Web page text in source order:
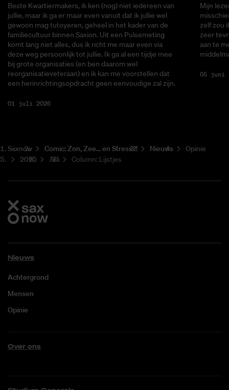
Beste Kwartiermakers, ik ken (nog) niet iedereen van
jullie, maar ik ga er maar even vanuit dat ik jullie wel
gewoon mag tutoyeren, geheel in het kader van de
familiecultuur binnen Saxion. Uit een Pulsemeting
komt lang niet alles, dus ik richt me maar even via
deze weg persoonlijk tot jullie. Ik ga al een tijdje mee
bij grote organisaties (en ben daarom wel
reorganisatieveteraan) en ik kan me voorstellen dat
een herinrichtingsopdracht geen eenvoudige zal zijn.
01 juli 2026
Mijn
zelf zou
zeer
aan te
05 juni
Saxnow Co­mic: Zon, Zee... en Stress?! Nieuws
Opinie
2025
Juli Column: Lijstjes
Nieuws
Achtergrond
Mensen
Opinie
Over ons